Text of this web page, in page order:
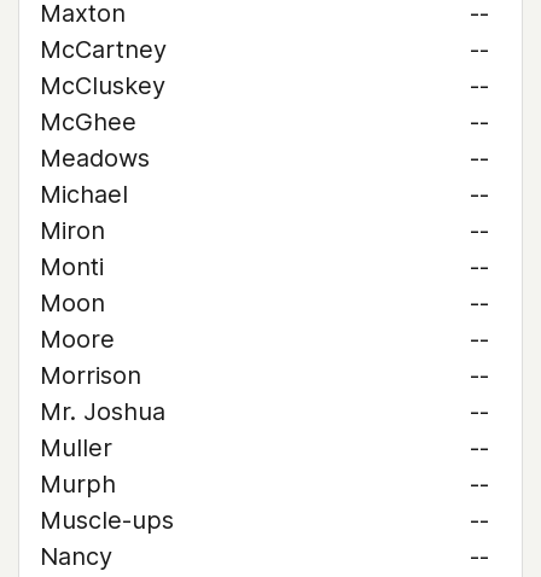
Maxton
--
McCartney
--
McCluskey
--
McGhee
--
Meadows
--
Michael
--
Miron
--
Monti
--
Moon
--
Moore
--
Morrison
--
Mr. Joshua
--
Muller
--
Murph
--
Muscle-ups
--
Nancy
--